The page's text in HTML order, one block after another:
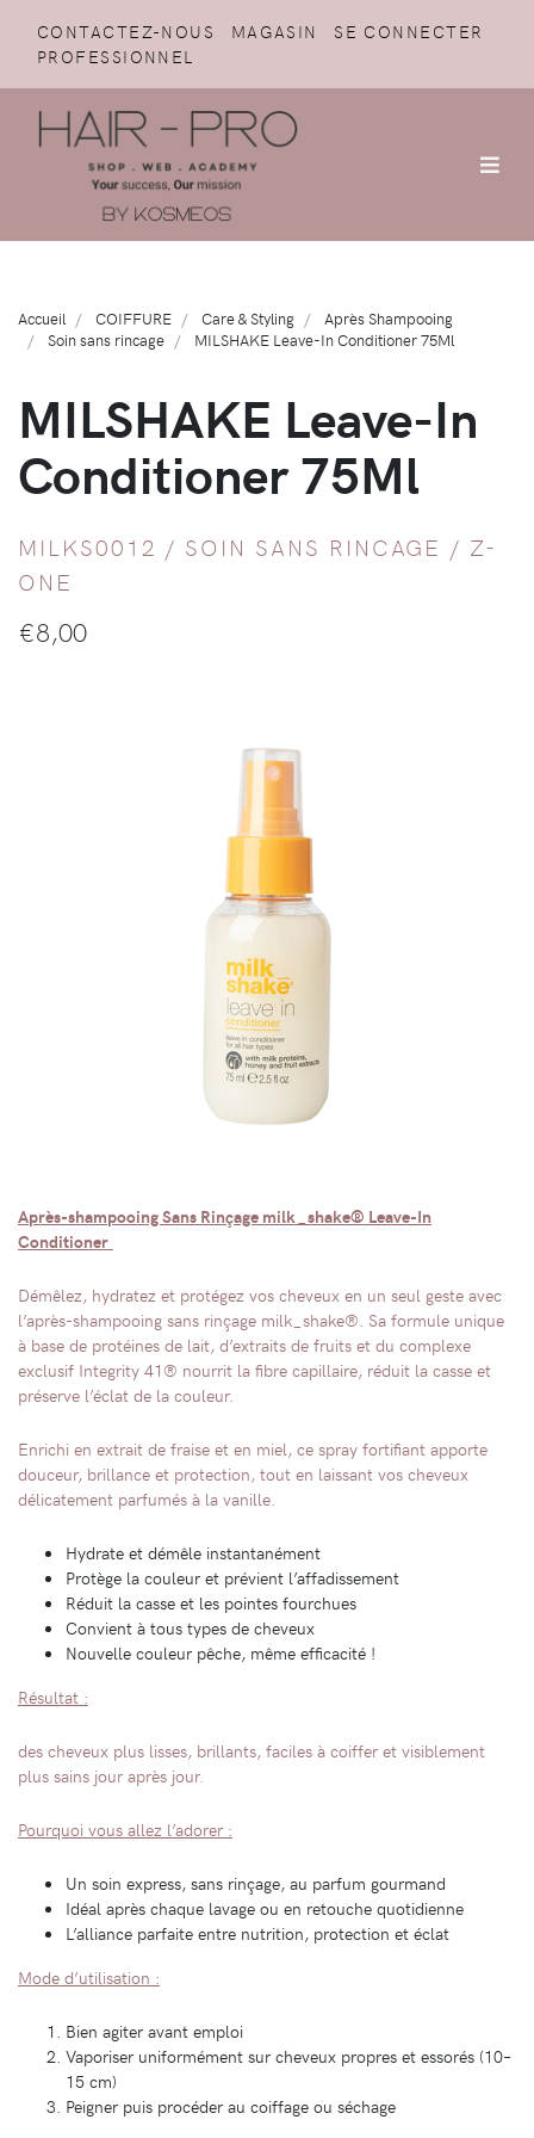
CONTACTEZ-NOUS MAGASIN
SE CONNECTER
PROFESSIONNEL
Accueil COIFFURE Care & Styling
Après Shampooing
Soin sans rincage
MILSHAKE Leave-In Conditioner 75Ml
MILSHAKE Leave-In
Conditioner 75Ml
MILKS0012 / SOIN SANS RINCAGE / Z-
ONE
€8,00
Après-shampooing Sans Rinçage milk_shake® Leave-In
Conditioner
Démêlez, hydratez et protégez vos cheveux en un seul geste avec
l’après-shampooing sans rinçage milk_shake®. Sa formule unique
à base de protéines de lait, d’extraits de fruits et du complexe
exclusif Integrity 41® nourrit la fibre capillaire, réduit la casse et
préserve l’éclat de la couleur.
Enrichi en extrait de fraise et en miel, ce spray fortifiant apporte
douceur, brillance et protection, tout en laissant vos cheveux
délicatement parfumés à la vanille.
Hydrate et démêle instantanément
Protège la couleur et prévient l’affadissement
Réduit la casse et les pointes fourchues
Convient à tous types de cheveux
Nouvelle couleur pêche, même efficacité !
Résultat :
des cheveux plus lisses, brillants, faciles à coiffer et visiblement
plus sains jour après jour.
Pourquoi vous allez l’adorer :
Un soin express, sans rinçage, au parfum gourmand
Idéal après chaque lavage ou en retouche quotidienne
L’alliance parfaite entre nutrition, protection et éclat
Mode d’utilisation :
Bien agiter avant emploi
Vaporiser uniformément sur cheveux propres et essorés (10–
15 cm)
Peigner puis procéder au coiffage ou séchage